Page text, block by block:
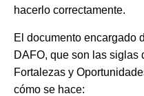
hacerlo correctamente.
El documento encargado
DAFO, que son las siglas
Fortalezas y
cómo se hace: